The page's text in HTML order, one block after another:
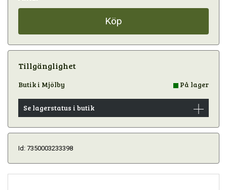
Köp
Tillgänglighet
Butik i Mjölby På lager
Se lagerstatus i butik
Id: 7350003233398